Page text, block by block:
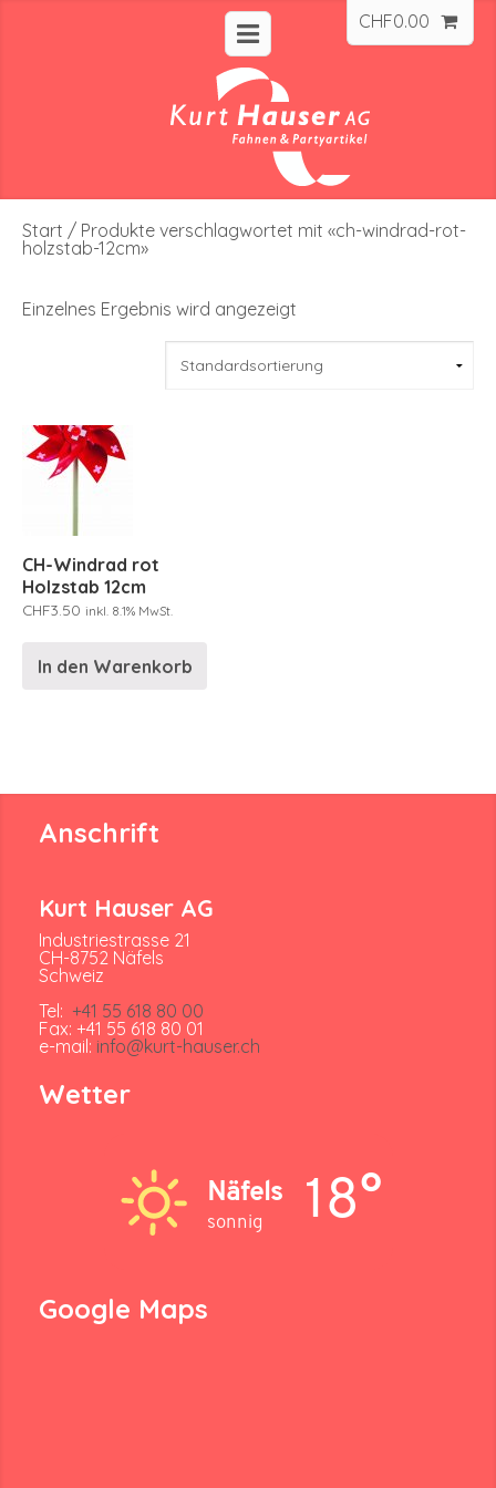
CHF0.00
Start / Produkte verschlagwortet mit «ch-windrad-rot-
holzstab-12cm»
Einzelnes Ergebnis wird angezeigt
CH-Windrad rot
Holzstab 12cm
CHF3.50 inkl. 8.1% MwSt.
In den Warenkorb
Anschrift
Kurt Hauser AG
Industriestrasse 21
CH-8752 Näfels
Schweiz
Tel: +41 55 618 80 00
Fax: +41 55 618 80 01
e-mail: info@kurt-hauser.ch
Wetter
Näfels
sonnig 18°
Google Maps